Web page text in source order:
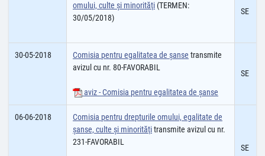
omului, culte şi minorităţi (TERMEN:
30/05/2018)
SE
30-05-2018 Comisia pentru egalitatea de şanse transmite
avizul cu nr. 80-FAVORABIL
aviz - Comisia pentru egalitatea de şanse
SE
06-06-2018
Comisia pentru drepturile omului, egalitate de
șanse, culte şi minorităţitransmite avizul cu nr.
231-FAVORABIL
SE